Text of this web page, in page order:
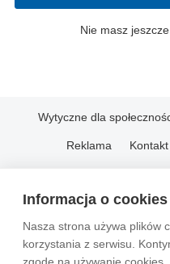
Informacja o cookies
Nasza strona używa plików
korzystania z serwisu.
Nie masz
Wytyczne dla
Reklama Kontakt